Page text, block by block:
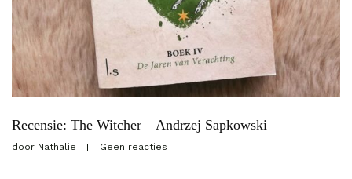
Recensie: The Witcher – Andrzej Sapkowski
door Nathalie Geen reacties